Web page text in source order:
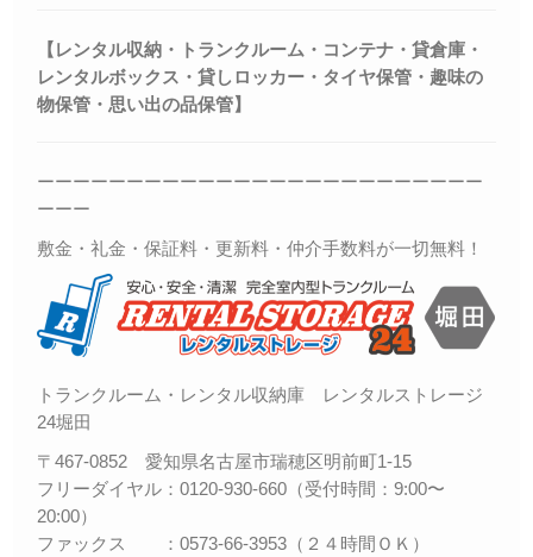
【レンタル収納・トランクルーム・コンテナ・貸倉庫・
レンタルボックス・ 貸しロッカー・ タイヤ保管・趣味の
物保管・思い出の品保管】
ーーーーーーーーーーーーーーーーーーーーーーーーー
ーーー
敷金・礼金・保証料・更新料・仲介手数料が一切無料！
トランクルーム・レンタル収納庫 レンタルストレージ
24堀田
〒467-0852 愛知県名古屋市瑞穂区明前町1-15
フリーダイヤル：0120-930-660（受付時間：9:00〜
20:00）
ファックス ：0573-66-3953（２４時間ＯＫ）